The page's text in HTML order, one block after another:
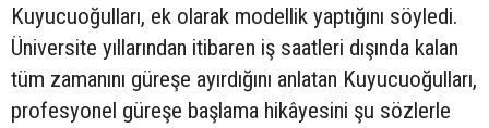
Kuyucuoğulları, ek olarak modellik yaptığını söyledi.
Üniversite yıllarından itibaren iş saatleri dışında kalan
tüm zamanını güreşe ayırdığını anlatan Kuyucuoğulları,
profesyonel güreşe başlama hikâyesini şu sözlerle